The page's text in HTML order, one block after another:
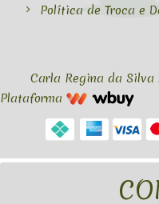
Política de Troca e
Carla Regina da Silva
Plataforma